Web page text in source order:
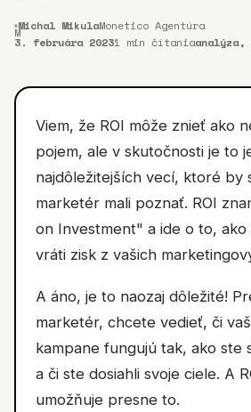
MMichal MikulaMonetico Agentúra
3. februára 20231 min čítaniaanalýza,
Viem, že ROI môže znieť ako
pojem, ale v skutočnosti je to
najdôležitejších vecí, ktoré by
marketér mali poznať. ROI
on Investment" a ide o to, ako
vráti zisk z vašich
A áno, je to naozaj dôležité!
marketér, chcete vedieť, či
kampane fungujú tak, ako ste
a či ste dosiahli svoje ciele. A
umožňuje presne to.